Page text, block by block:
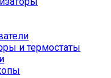
и термостаты